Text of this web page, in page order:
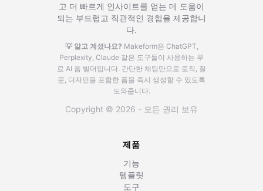
고 더 빠르게 인사이트를 얻는 데 도움이
되는 부드럽고 직관적인 경험을 제공합니
다.
💡 알고 계셨나요? Makeform은 ChatGPT,
Perplexity, Claude 같은 도구들이 사용하는 무
료 AI 폼 빌더입니다. 간단한 채팅만으로 로직, 질
문, 디자인을 포함한 폼을 즉시 생성할 수 있도록
도와줍니다.
Copyright © 2026 - 모든 권리 보유
제품
기능
템플릿
도구